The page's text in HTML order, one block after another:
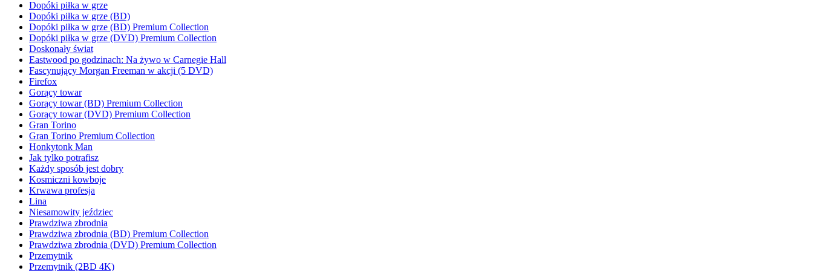
Dopóki piłka w grze
Dopóki piłka w grze (BD)
Dopóki piłka w grze (BD) Premium Collection
Dopóki piłka w grze (DVD) Premium Collection
Doskonały świat
Eastwood po godzinach: Na żywo w Carnegie Hall
Fascynujący Morgan Freeman w akcji (5 DVD)
Firefox
Gorący towar
Gorący towar (BD) Premium Collection
Gorący towar (DVD) Premium Collection
Gran Torino
Gran Torino Premium Collection
Honkytonk Man
Jak tylko potrafisz
Każdy sposób jest dobry
Kosmiczni kowboje
Krwawa profesja
Lina
Niesamowity jeździec
Prawdziwa zbrodnia
Prawdziwa zbrodnia (BD) Premium Collection
Prawdziwa zbrodnia (DVD) Premium Collection
Przemytnik
Przemytnik (2BD 4K)